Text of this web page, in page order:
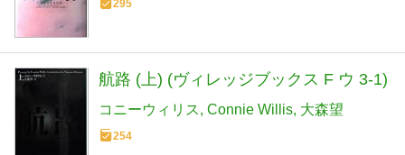
295
航路 (上) (ヴィレッジブックス F ウ 3-1)
コニーウィリス Connie Willis 大森望
254